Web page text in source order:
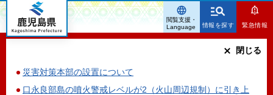
鹿児島県
情報を探す 緊急情報
災害対策本部の設置について
口永良部島の噴火警戒レベルが2（火山周辺規制）に引き上
閉じる
閲覧支援・
Language